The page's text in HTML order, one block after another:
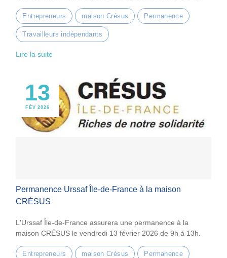
Entrepreneurs maison Crésus Permanence
Travailleurs indépendants
Lire la suite
13
FÉV 2026
Permanence Urssaf Île-de-France à la maison
CRÉSUS
L'Urssaf Île-de-France assurera une permanence à la
maison CRÉSUS le vendredi 13 février 2026 de 9h à 13h.
Entrepreneurs maison Crésus Permanence